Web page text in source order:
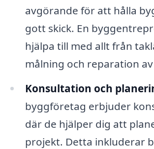
avgörande för att hålla
gott skick. En
hjälpa till med allt från
målning och reparation av
Konsultation och
byggföretag erbjuder
där de hjälper dig att
projekt. Detta inkluderar